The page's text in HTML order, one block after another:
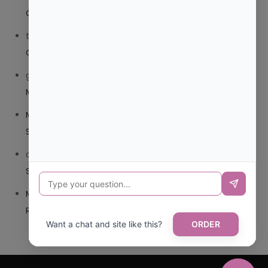
COMPUESTO O TRIBEDOCE DX?
trolls_pipis
O TRIBEDOCE DX?
giovannaservin220
MUNICIPIO?
Mariana Pozo
SANITARIA CANARIA?
carmenharacil
SANITARIA CANARIA?
Mariana Pozoen¿CUAL ES CODIGO POSTAL DE
REPUBLICA DOMINICANA?
Want a chat and site like this? ORDER